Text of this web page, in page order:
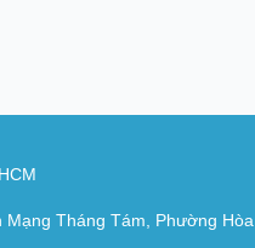
Mạng Tháng Tám, Phường Hòa